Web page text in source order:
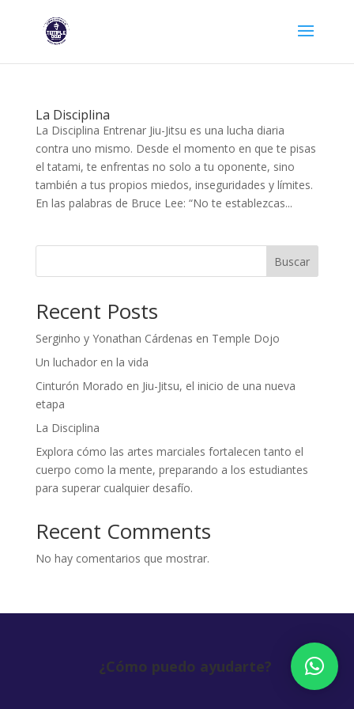
La Disciplina
La Disciplina Entrenar Jiu-Jitsu es una lucha diaria
contra uno mismo. Desde el momento en que te pisas
el tatami, te enfrentas no solo a tu oponente, sino
también a tus propios miedos, inseguridades y límites.
En las palabras de Bruce Lee: “No te establezcas...
Buscar
Recent Posts
Serginho y Yonathan Cárdenas en Temple Dojo
Un luchador en la vida
Cinturón Morado en Jiu-Jitsu, el inicio de una nueva
etapa
La Disciplina
Explora cómo las artes marciales fortalecen tanto el
cuerpo como la mente, preparando a los estudiantes
para superar cualquier desafío.
Recent Comments
No hay comentarios que mostrar.
¿Cómo puedo ayudarte?